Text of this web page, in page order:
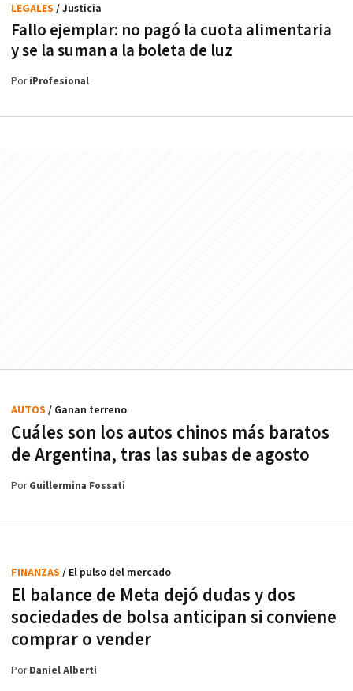
Fallo ejemplar: no pagó la cuota alimentaria
y se la suman a la boleta de luz
LEGALES / Justicia
PoriProfesional
Cuáles son los autos chinos más baratos
de Argentina, tras las subas de agosto
AUTOS / Ganan terreno
PorGuillermina Fossati
El balance de Meta dejó dudas y dos
sociedades de bolsa anticipan si conviene
comprar o vender
FINANZAS / El pulso del mercado
PorDaniel Alberti